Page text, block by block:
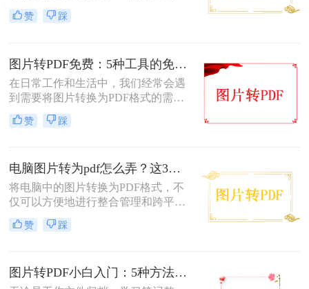
于分享、打印或存档。PDF文件因其
跨平台兼容性、保持格式不变以及安
片转换为PDF，无需花费任何费用即
可轻松完成转换。那么图片怎么免费
转PDF呢？本文将为您详细介绍几种
赞 踩
图片转PDF免费：5种工具的免费额度、水印和文件限制对比！
在日常工作和生活中，我们经常会遇
到需要将图片转换为PDF格式的需
求。无论是为了方便存档、分享或打
印，将图片转换为PDF格式是一项很
简便方法来帮助您免费将图片转换为
PDF格式。
赞 踩
电脑图片转为pdf怎么弄？这3种方法值得尝试！
将电脑中的图片转换为PDF格式，不
仅可以方便地进行整合管理和跨平台
查看，还能有效保护图片的原始质量
和隐私信息。那么电脑图片转为pdf怎
片到PDF的转换。
赞 踩
图片转PDF小白入门：5种方法从最简单到最专业逐步升级！